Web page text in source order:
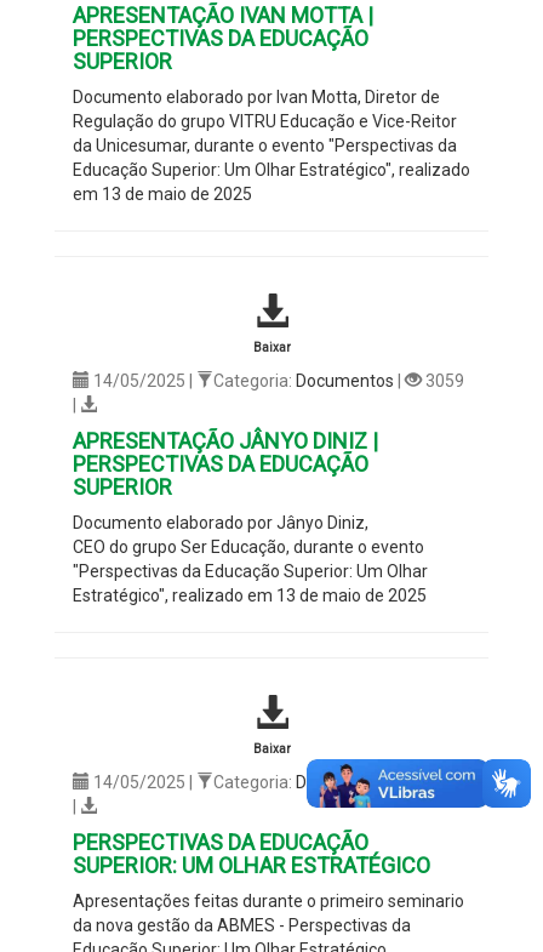
APRESENTAÇÃO IVAN MOTTA |
PERSPECTIVAS DA EDUCAÇÃO
SUPERIOR
Documento elaborado por Ivan Motta, Diretor de
Regulação do grupo VITRU Educação e Vice-Reitor
da Unicesumar, durante o evento "Perspectivas da
Educação Superior: Um Olhar Estratégico", realizado
em 13 de maio de 2025
Baixar
14/05/2025 | Categoria: Documentos |
3059
APRESENTAÇÃO JÂNYO DINIZ |
PERSPECTIVAS DA EDUCAÇÃO
SUPERIOR
Documento elaborado porJânyo Diniz,
CEO do grupo Ser Educação, durante o evento
"Perspectivas da Educação Superior: Um Olhar
Estratégico", realizado em 13 de maio de 2025
Baixar
14/05/2025 | Categoria: Documentos|
3054
PERSPECTIVAS DA EDUCAÇÃO
SUPERIOR: UM OLHAR ESTRATÉGICO
Apresentações feitas durante o primeiro seminario
da nova gestão da ABMES - Perspectivas da